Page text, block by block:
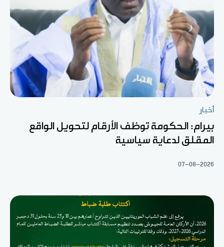
أخبار
بيرام: الحكومة توظف الأرقام لتحويل الواقع
المقلق لدعاية سياسية
07-08-2026